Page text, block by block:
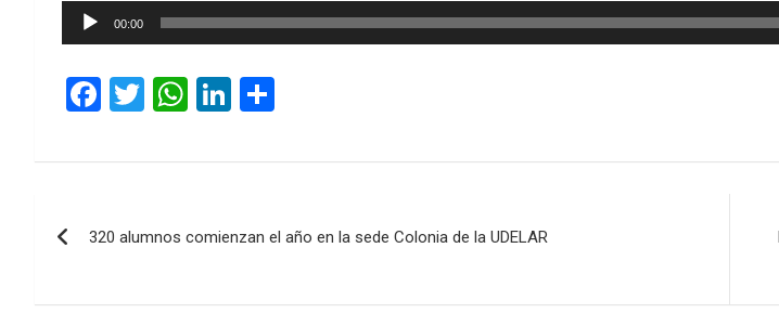
Reproductor
00:00
F
ce
o
k
T
tt
W
at
A
p
Li
ke
n
m
ar
entradas
320 alumnos comienzan el año en la sede Colonia de la UDELAR